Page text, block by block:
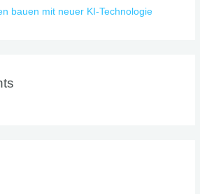
bauen mit neuer KI-Technologie